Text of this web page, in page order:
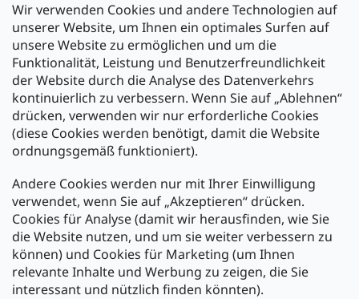
Wir verwenden Cookies und andere Technologien auf
unserer Website, um Ihnen ein optimales Surfen auf
unsere Website zu ermöglichen und um die
Funktionalität, Leistung und Benutzerfreundlichkeit
der Website durch die Analyse des Datenverkehrs
kontinuierlich zu verbessern. Wenn Sie auf „Ablehnen“
drücken, verwenden wir nur erforderliche Cookies
(diese Cookies werden benötigt, damit die Website
ordnungsgemäß funktioniert).
Andere Cookies werden nur mit Ihrer Einwilligung
verwendet, wenn Sie auf „Akzeptieren“ drücken.
Cookies für Analyse (damit wir herausfinden, wie Sie
die Website nutzen, und um sie weiter verbessern zu
können) und Cookies für Marketing (um Ihnen
relevante Inhalte und Werbung zu zeigen, die Sie
interessant und nützlich finden könnten).
Filiale Ulm
Zahlung und Versand
Versand mit:
Zahlarten: